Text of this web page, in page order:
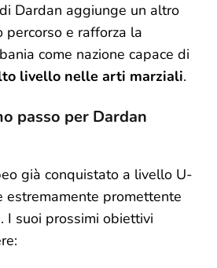
Dardan aggiunge un altro
e rafforza la
come nazione capace di
livello nelle arti marziali.
passo per Dardan
già conquistato a livello U-
estremamente promettente
I suoi prossimi obiettivi